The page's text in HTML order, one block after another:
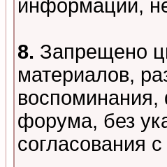
информации,
8. Запрещено
материалов,
воспоминания,
форума, без
согласования